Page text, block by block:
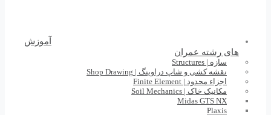
آموزش
های رشته عمران
سازه | Structures
نقشه کشی و شاپ دراوینگ | Shop Drawing
اجزاء محدود | Finite Element
مکانیک خاک | Soil Mechanics
Midas GTS NX
Plaxis